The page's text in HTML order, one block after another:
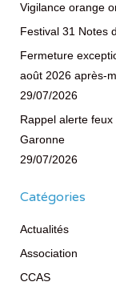
Vigilance orange
Festival 31 Notes
Fermeture
août 2026 après-
29/07/2026
Rappel alerte
Garonne
29/07/2026
Catégories
Actualités
Association
CCAS